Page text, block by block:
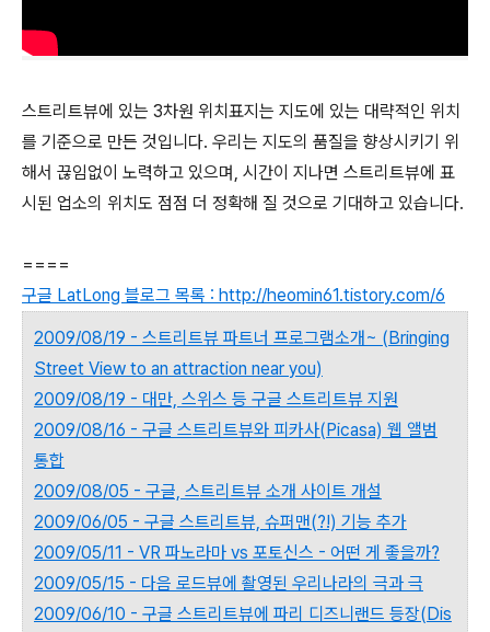
스트리트뷰에 있는 3차원 위치표지는 지도에 있는 대략적인 위치
를 기준으로 만든 것입니다. 우리는 지도의 품질을 향상시키기 위
해서 끊임없이 노력하고 있으며, 시간이 지나면 스트리트뷰에 표
시된 업소의 위치도 점점 더 정확해 질 것으로 기대하고 있습니다.
====
구글 LatLong 블로그 목록 : http://heomin61.tistory.com/6
2009/08/19 - 스트리트뷰 파트너 프로그램소개~ (Bringing
Street View to an attraction near you)
2009/08/19 - 대만, 스위스 등 구글 스트리트뷰 지원
2009/08/16 - 구글 스트리트뷰와 피카사(Picasa) 웹 앨범
통합
2009/08/05 - 구글, 스트리트뷰 소개 사이트 개설
2009/06/05 - 구글 스트리트뷰, 슈퍼맨(?!) 기능 추가
2009/05/11 - VR 파노라마 vs 포토신스 - 어떤 게 좋을까?
2009/05/15 - 다음 로드뷰에 촬영된 우리나라의 극과 극
2009/06/10 - 구글 스트리트뷰에 파리 디즈니랜드 등장(Dis